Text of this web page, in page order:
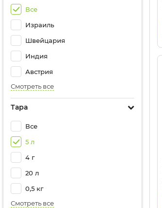
Все
Израиль
Швейцария
Индия
Австрия
Смотреть все
Тара
Все
5 л
4 г
20 л
0,5 кг
Смотреть все